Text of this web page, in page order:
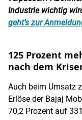
Industrie wichtig
geht’s zur
125 Prozent
nach dem
Auch beim Umsatz
Erlöse der Bajaj
70,2 Prozent auf